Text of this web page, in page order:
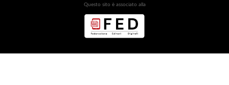
Questo sito è associato alla